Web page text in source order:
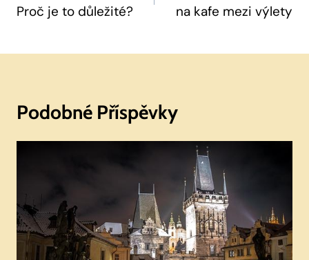
Příspěvek
Proč je to důležité?
na kafe mezi výlety
Podobné Příspěvky